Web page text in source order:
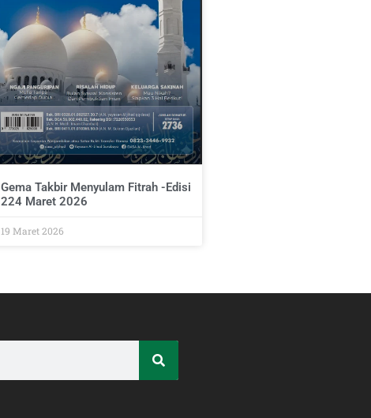
Gema Takbir Menyulam Fitrah -Edisi
224 Maret 2026
19 Maret 2026